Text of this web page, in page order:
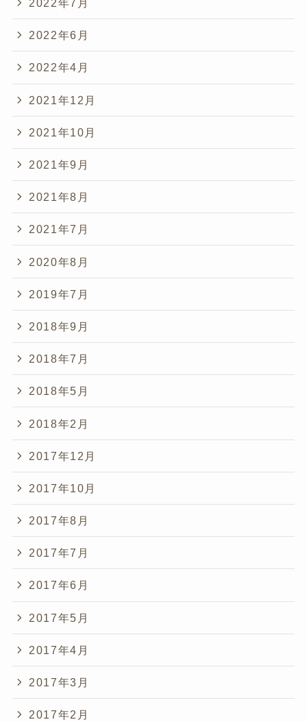
2022年7月
2022年6月
2022年4月
2021年12月
2021年10月
2021年9月
2021年8月
2021年7月
2020年8月
2019年7月
2018年9月
2018年7月
2018年5月
2018年2月
2017年12月
2017年10月
2017年8月
2017年7月
2017年6月
2017年5月
2017年4月
2017年3月
2017年2月